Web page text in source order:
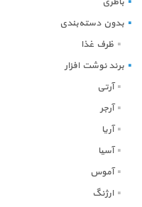
بدون دسته‌بندی
ظرف غذا
برند نوشت افزار
آرتی
آرجر
آریا
آسیا
آموس
ارژنگ